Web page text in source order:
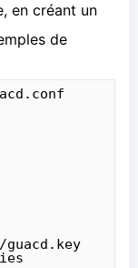
en créant un
de